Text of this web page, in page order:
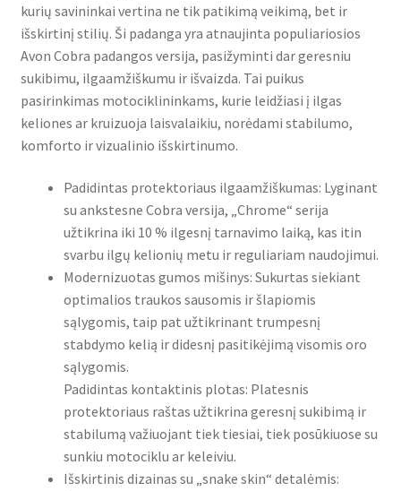
kurių savininkai vertina ne tik patikimą veikimą, bet ir
išskirtinį stilių. Ši padanga yra atnaujinta populiariosios
Avon Cobra padangos versija, pasižyminti dar geresniu
sukibimu, ilgaamžiškumu ir išvaizda. Tai puikus
pasirinkimas motociklininkams, kurie leidžiasi į ilgas
keliones ar kruizuoja laisvalaikiu, norėdami stabilumo,
komforto ir vizualinio išskirtinumo.
Padidintas protektoriaus ilgaamžiškumas: Lyginant
su ankstesne Cobra versija, „Chrome“ serija
užtikrina iki 10 % ilgesnį tarnavimo laiką, kas itin
svarbu ilgų kelionių metu ir reguliariam naudojimui.
Modernizuotas gumos mišinys: Sukurtas siekiant
optimalios traukos sausomis ir šlapiomis
sąlygomis, taip pat užtikrinant trumpesnį
stabdymo kelią ir didesnį pasitikėjimą visomis oro
sąlygomis.
Padidintas kontaktinis plotas: Platesnis
protektoriaus raštas užtikrina geresnį sukibimą ir
stabilumą važiuojant tiek tiesiai, tiek posūkiuose su
sunkiu motociklu ar keleiviu.
Išskirtinis dizainas su „snake skin“ detalėmis: